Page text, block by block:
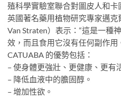
殖科學實驗室聯合對圖皮人和卡
英國著名藥用植物研究專家邁克
Van Straten）表示：“這是一種
效，而且食用它沒有任何副作用
CATUABA 的優勢包括：
– 使身體更強壯、更健康、更有
– 降低血液中的膽固醇。
– 增加性欲。